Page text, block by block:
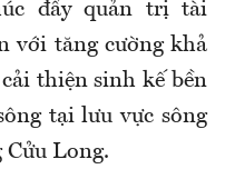
đẩy quản trị tài
với tăng cường khả
thiện sinh kế bền
tại lưu vực sông
Cửu Long.